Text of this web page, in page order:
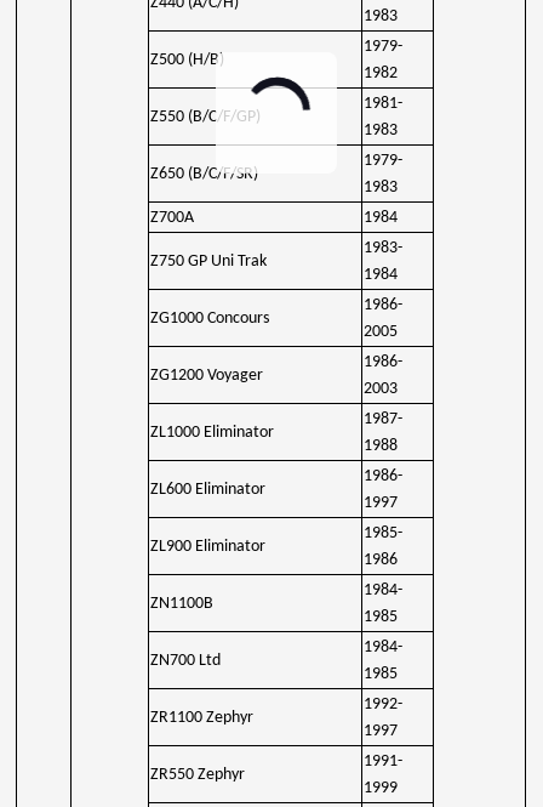
1983
Z500 (H/B)
1979-
1982
Z550 (B/C/F/GP)
1981-
1983
Z650 (B/C/F/SR)
1979-
1983
Z700A
1984
Z750 GP Uni Trak
1983-
1984
ZG1000 Concours
1986-
2005
ZG1200 Voyager
1986-
2003
ZL1000 Eliminator
1987-
1988
ZL600 Eliminator
1986-
1997
ZL900 Eliminator
1985-
1986
ZN1100B
1984-
1985
ZN700 Ltd
1984-
1985
ZR1100 Zephyr
1992-
1997
ZR550 Zephyr
1991-
1999